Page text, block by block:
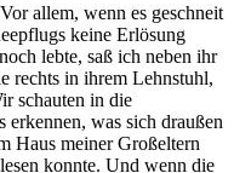
allem, wenn es geschneit
keine Erlösung
noch lebte, saß ich neben ihr
rechts in ihrem Lehnstuhl,
schauten in die
was sich draußen
Haus meiner Großeltern
konnte. Und wenn die